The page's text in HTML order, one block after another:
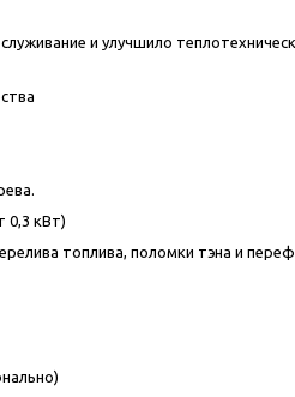
и улучшило
0,3 кВт)
топлива, поломки тэна и